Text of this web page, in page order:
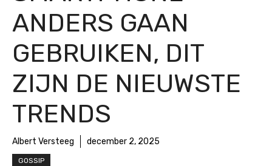
ANDERS GAAN
GEBRUIKEN, DIT
ZIJN DE NIEUWSTE
TRENDS
Albert Versteeg december 2, 2025
GOSSIP